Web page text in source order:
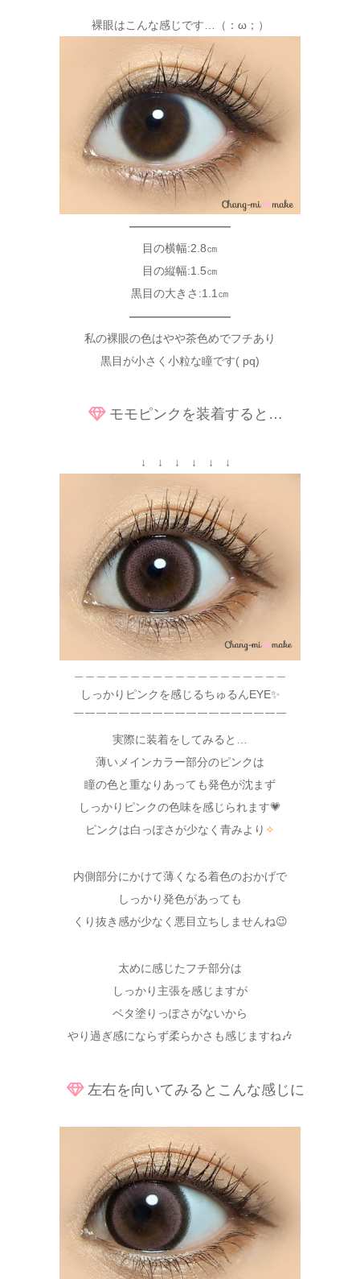
裸眼はこんな感じです…（：ω；）
—————————
目の横幅:2.8㎝
目の縦幅:1.5㎝
黒目の大きさ:1.1㎝
—————————
私の裸眼の色はやや茶色めでフチあり
黒目が小さく小粒な瞳です( pq)
モモピンクを装着すると…
↓ ↓ ↓ ↓ ↓ ↓
しっかりピンクを感じるちゅるんEYE✨
￣￣￣￣￣￣￣￣￣￣￣￣￣￣￣￣￣￣￣
実際に装着をしてみると…
薄いメインカラー部分のピンクは
瞳の色と重なりあっても発色が沈まず
しっかりピンクの色味を感じられます💗
ピンクは白っぽさが少なく青みより ✧
内側部分にかけて薄くなる着色のおかげで
しっかり発色があっても
くり抜き感が少なく悪目立ちしませんね😉
太めに感じたフチ部分は
しっかり主張を感じますが
ベタ塗りっぽさがないから
やり過ぎ感にならず柔らかさも感じますね🎶
左右を向いてみるとこんな感じに